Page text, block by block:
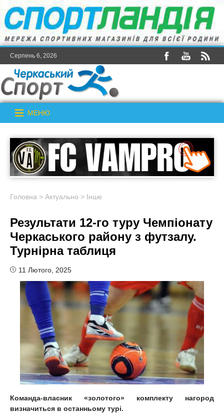
Серпень 6, 2026
МЕНЮ
Головна > Актуально > Інше
Результати 12-го туру Чемпіонату
Черкаського району з футзалу.
Турнірна таблиця
11 Лютого, 2025
Команда-власник «золотого» комплекту нагород
визначиться в останньому турі.